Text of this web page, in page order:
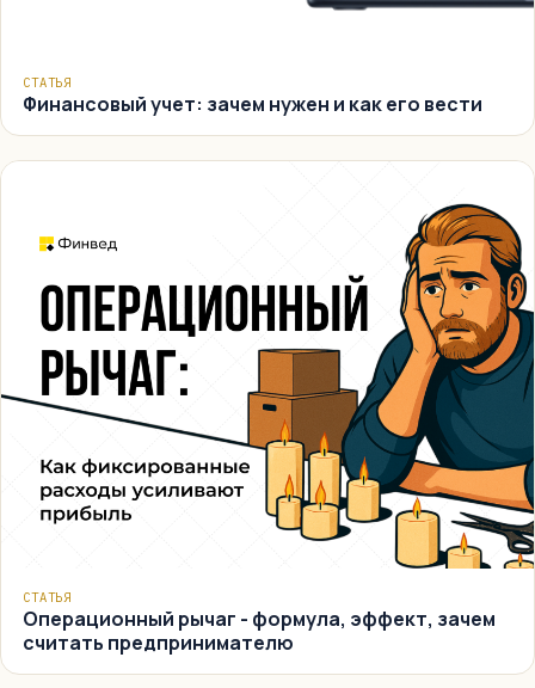
СТАТЬЯ
Финансовый учет: зачем нужен и как его вести
СТАТЬЯ
Операционный рычаг - формула, эффект, зачем
считать предпринимателю